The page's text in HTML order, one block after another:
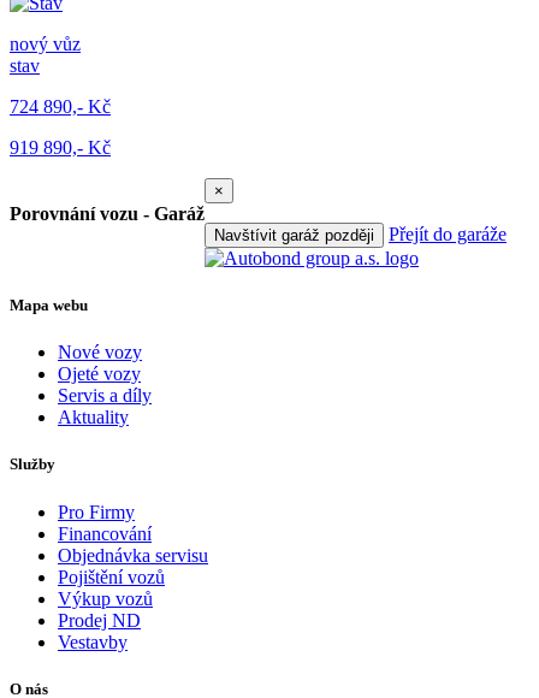
nový vůz
stav
724 890,- Kč
919 890,- Kč
Porovnání vozu - Garáž
×
Navštívit garáž později Přejít do garáže
Mapa webu
Nové vozy
Ojeté vozy
Servis a díly
Aktuality
Služby
Pro Firmy
Financování
Objednávka servisu
Pojištění vozů
Výkup vozů
Prodej ND
Vestavby
O nás